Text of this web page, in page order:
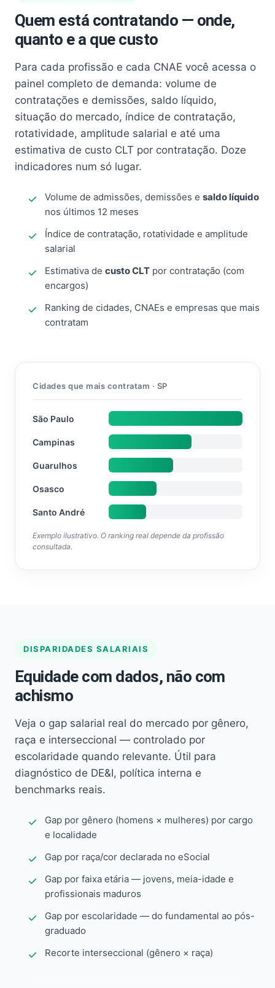
Quem está contratando — onde,
quanto e a que custo
Para cada profissão e cada CNAE você acessa o
painel completo de demanda: volume de
contratações e demissões, saldo líquido,
situação do mercado, índice de contratação,
rotatividade, amplitude salarial e até uma
estimativa de custo CLT por contratação. Doze
indicadores num só lugar.
Volume de admissões, demissões e saldo líquido
nos últimos 12 meses
Índice de contratação, rotatividade e amplitude
salarial
Estimativa de custo CLT por contratação (com
encargos)
Ranking de cidades, CNAEs e empresas que mais
contratam
Cidades que mais contratam · SP
São Paulo
Campinas
Guarulhos
Osasco
Santo André
Exemplo ilustrativo. O ranking real depende da profissão
consultada.
DISPARIDADES SALARIAIS
Equidade com dados, não com
achismo
Veja o gap salarial real do mercado por gênero,
raça e interseccional — controlado por
escolaridade quando relevante. Útil para
diagnóstico de DE&I, política interna e
benchmarks reais.
Gap por gênero (homens × mulheres) por cargo
e localidade
Gap por raça/cor declarada no eSocial
Gap por faixa etária — jovens, meia-idade e
profissionais maduros
Gap por escolaridade — do fundamental ao pós-
graduado
Recorte interseccional (gênero × raça)